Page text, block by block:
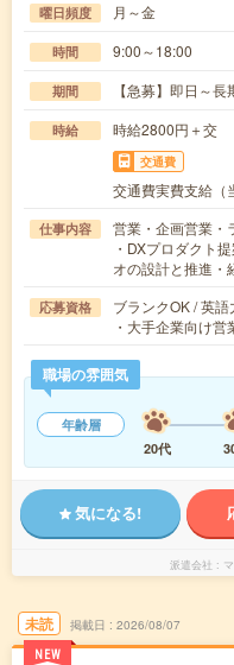
曜日頻度 月～金
時間 9:00～18:00
期間 【急募】即日～
時給 時給2800円＋交
交通費
交通費実費支給（
仕事内容
営業・企画営業・
・DXプロダクト
オの設計と推進
応募資格
ブランクOK / 英語
・大手企業向け
職場の雰囲気
年齢層
20代
気になる!
派遣会社
未読
NEW
掲載日 2026/08/07